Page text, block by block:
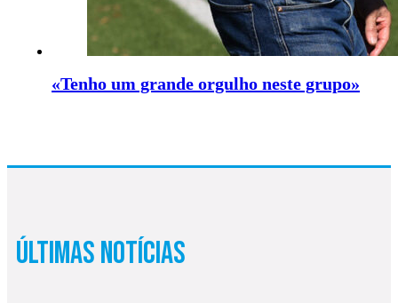
«Tenho um grande orgulho neste grupo»
Últimas Notícias